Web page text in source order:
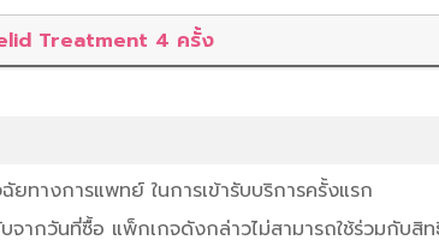
Treatment 4 ครั้ง
ยทางการแพทย์ ในการเข้ารับบริการครั้งแรก
ากวันที่ซื้อ แพ็กเกจดังกล่าวไม่สามารถใช้ร่วมกับสิ